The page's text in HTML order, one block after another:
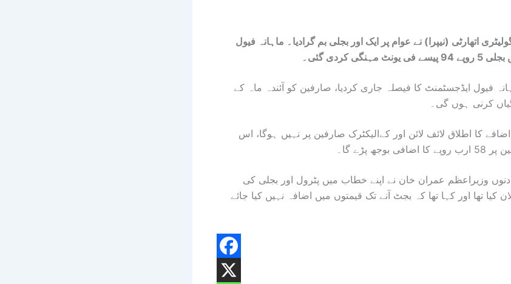
اتھارٹی (نیپرا) نے عوام پر ایک اور بجلی بم گرادیا۔ ماہانہ فیول
کردی گئی۔
فیول ایڈجسٹمنٹ کا فیصلہ جاری کردیا، صارفین کو آئندہ ماہ کے
کرنی ہوں گی۔
کا اطلاق لائف لائن اور کےالیکٹرک صارفین پر نہیں ہوگا، اس
پڑے گا۔
وزیراعظم عمران خان نے اپنے خطاب میں پٹرول اور بجلی کی
کیا تھا اور کہا تھا کہ بجٹ آنے تک قیمتوں میں اضافہ نہیں کیا جائے